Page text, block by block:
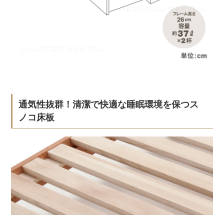
通気性抜群！清潔で快適な睡眠環境を保つス
ノコ床板